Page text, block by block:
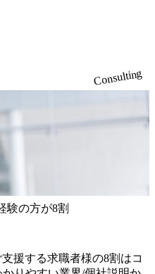
ド・テ
バイタリティーを持って
への提案などに積極的に
ルが習得できている方
マネジメント全般を担
ンを発展・拡大させるこ
言の質を常に高く担保す
2019年11月に設立され、成
す。 事業・組織を拡大し
組織がスケールしていく過
はパートナー以外でも大
できる環境です。 自ら案
っていくことも可能で
弊社にはコンサルティン
メディア・地方創生事業
とも可能です。コンサル
ら自らプロダクト開発や
望者のみとなります) ● BIG
た大手外資系コンサルファ
● 平均年齢は35歳で、幅
2024年5月時点）の社員を
顧客に売上641億ドルを誇
15％と驚異的な数字とな
の8年間で4倍近くの成長
い成長が見込まれる 多く
コンサルティングに続い
サルタント制度の有資格者
ジショ
ツール「キャリアズ・マ
ツールを活用で上司の引
る（異動者は年間約1,000
約10項目を数値化すること
ることに成功した 18時以
か、在宅勤務制度の全社
研修の拡充、社外窓口設
る 育休取得率は男性6
る実績を持ち、女性の管理
バー紹介！〜 営業職種編
ながら安定した事業を展
成長している 10年後に1兆
メガベンチャー。創業か
storage.googleapis.com/our-
images/20251030164405_5c
https://stor
public/imag
4887-84d7-34c8d8544226_1
投資の元、10以上もの新規
業界を経験することが可
なスキルを1社で身に着ける
包かする「オールインハウ
社内公募制度を用いて主
能。 https://storage.googleap
1cd107c4f488_1200x698.web
Consulting
験の方が8割
援する求職者様の8割はコ